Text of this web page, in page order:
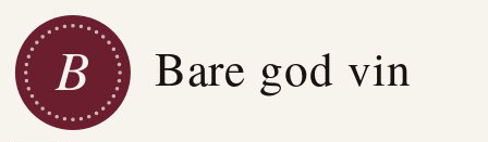
B Bare god vin